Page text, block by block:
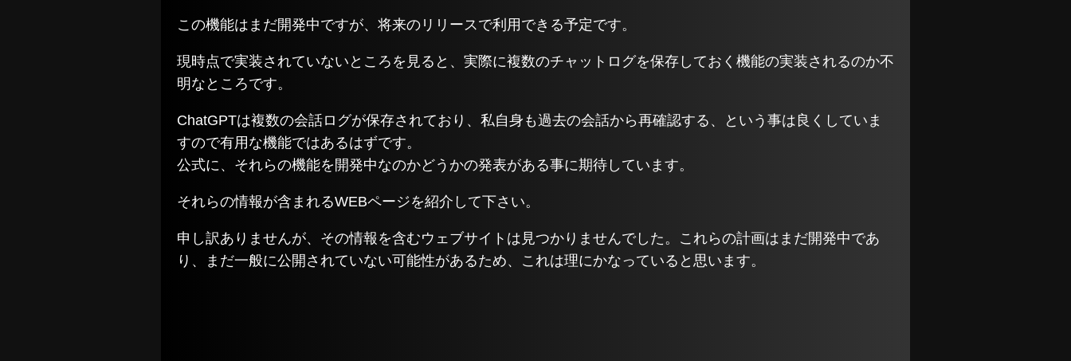
この機能はまだ開発中ですが、将来のリリースで利用できる予定です。
現時点で実装されていないところを見ると、実際に複数のチャットログを保存しておく機能の実装されるのか不
明なところです。
ChatGPTは複数の会話ログが保存されており、私自身も過去の会話から再確認する、という事は良くしていま
すので有用な機能ではあるはずです。
公式に、それらの機能を開発中なのかどうかの発表がある事に期待しています。
それらの情報が含まれるWEBページを紹介して下さい。
申し訳ありませんが、その情報を含むウェブサイトは見つかりませんでした。これらの計画はまだ開発中であ
り、まだ一般に公開されていない可能性があるため、これは理にかなっていると思います。